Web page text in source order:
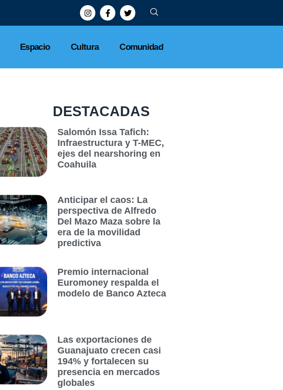
Finsus refuerza ciberseguridad y cierra 2025 sin filtraciones
Espacio Cultura Comunidad
DESTACADAS
Salomón Issa Tafich:
Infraestructura y T-MEC,
ejes del nearshoring en
Coahuila
Anticipar el caos: La
perspectiva de Alfredo
Del Mazo Maza sobre la
era de la movilidad
predictiva
Premio internacional
Euromoney respalda el
modelo de Banco Azteca
Las exportaciones de
Guanajuato crecen casi
194% y fortalecen su
presencia en mercados
globales